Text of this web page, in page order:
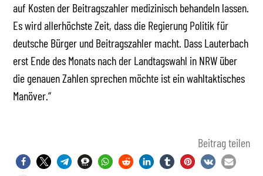
auf Kosten der Beitragszahler medizinisch behandeln lassen.
Es wird allerhöchste Zeit, dass die Regierung Politik für
deutsche Bürger und Beitragszahler macht. Dass Lauterbach
erst Ende des Monats nach der Landtagswahl in NRW über
die genauen Zahlen sprechen möchte ist ein wahltaktisches
Manöver.“
Beitrag teilen